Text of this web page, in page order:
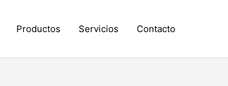
Productos Servicios Contacto